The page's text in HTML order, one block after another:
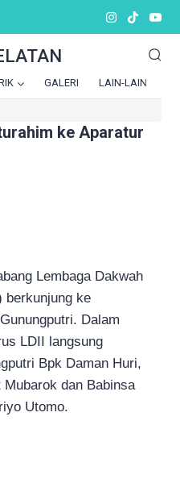
GALERI LAIN-LAIN
ke Aparatur
Lembaga Dakwah
berkunjung ke
Dalam
LDII langsung
Bpk Daman Huri,
dan Babinsa
Utomo.